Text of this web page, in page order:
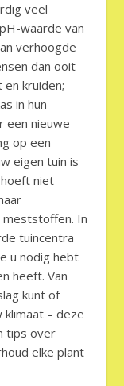
veel
waarde van
verhoogde
dan ooit
kruiden;
in hun
een nieuwe
op een
eigen tuin is
niet
meststoffen. In
tuincentra
u nodig hebt
heeft. Van
kunt of
– deze
tips over
elke plant